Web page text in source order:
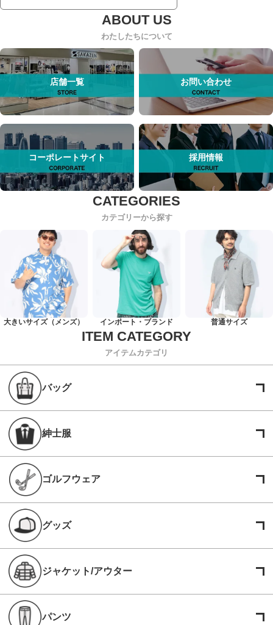
わたしたちについて
店舗一覧 お問い合わせ
コーポレートサイト 採用情報
カテゴリーから探す
大きいサイズ（メンズ） インポート・ブランド 普通サイズ
アイテムカテゴリ
バッグ
紳士服
ゴルフウェア
グッズ
ジャケット/アウター
パンツ